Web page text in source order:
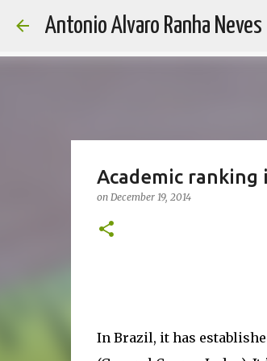
Antonio Alvaro Ranha Neves
Academic ranking
on December 19, 2014
In Brazil, it has